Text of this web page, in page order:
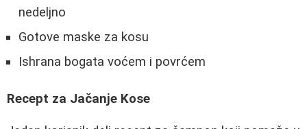
nedeljno
Gotove maske za kosu
Ishrana bogata voćem i povrćem
Recept za Jačanje Kose